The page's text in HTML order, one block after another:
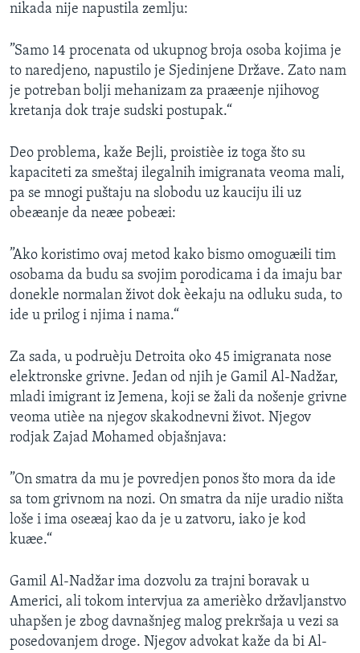
nikada nije napustila zemlju:
”Samo 14 procenata od ukupnog broja osoba kojima je
to naredjeno, napustilo je Sjedinjene Države. Zato nam
je potreban bolji mehanizam za praæenje njihovog
kretanja dok traje sudski postupak.“
Deo problema, kaže Bejli, proistièe iz toga što su
kapaciteti za smeštaj ilegalnih imigranata veoma mali,
pa se mnogi puštaju na slobodu uz kauciju ili uz
obeæanje da neæe pobeæi:
”Ako koristimo ovaj metod kako bismo omoguæili tim
osobama da budu sa svojim porodicama i da imaju bar
donekle normalan život dok èekaju na odluku suda, to
ide u prilog i njima i nama.“
Za sada, u podruèju Detroita oko 45 imigranata nose
elektronske grivne. Jedan od njih je Gamil Al-Nadžar,
mladi imigrant iz Jemena, koji se žali da nošenje grivne
veoma utièe na njegov skakodnevni život. Njegov
rodjak Zajad Mohamed objašnjava:
”On smatra da mu je povredjen ponos što mora da ide
sa tom grivnom na nozi. On smatra da nije uradio ništa
loše i ima oseæaj kao da je u zatvoru, iako je kod
kuæe.“
Gamil Al-Nadžar ima dozvolu za trajni boravak u
Americi, ali tokom intervjua za amerièko državljanstvo
uhapšen je zbog davnašnjeg malog prekršaja u vezi sa
posedovanjem droge. Njegov advokat kaže da bi Al-